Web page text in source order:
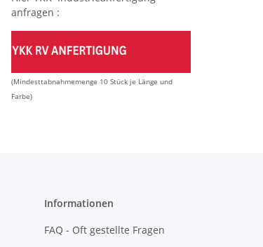
anfragen :
(Mindesttabnahmemenge 10 Stück je Länge und
Farbe)
Informationen
FAQ - Oft gestellte Fragen